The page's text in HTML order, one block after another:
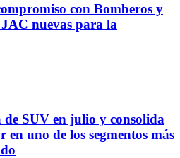
con Bomberos y
nuevas para la
SUV en julio y consolida
uno de los segmentos más